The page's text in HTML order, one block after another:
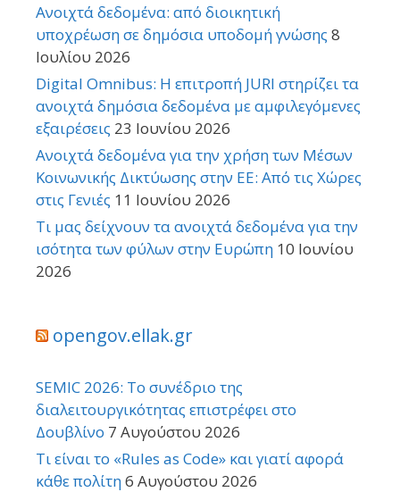
Ανοιχτά δεδομένα: από διοικητική
υποχρέωση σε δημόσια υποδομή γνώσης 8
Ιουλίου 2026
Digital Omnibus: Η επιτροπή JURI στηρίζει τα
ανοιχτά δημόσια δεδομένα με αμφιλεγόμενες
εξαιρέσεις 23 Ιουνίου 2026
Ανοιχτά δεδομένα για την χρήση των Μέσων
Κοινωνικής Δικτύωσης στην ΕΕ: Από τις Χώρες
στις Γενιές 11 Ιουνίου 2026
Τι μας δείχνουν τα ανοιχτά δεδομένα για την
ισότητα των φύλων στην Ευρώπη 10 Ιουνίου
2026
opengov.ellak.gr
SEMIC 2026: Το συνέδριο της
διαλειτουργικότητας επιστρέφει στο
Δουβλίνο 7 Αυγούστου 2026
Τι είναι το «Rules as Code» και γιατί αφορά
κάθε πολίτη6 Αυγούστου 2026